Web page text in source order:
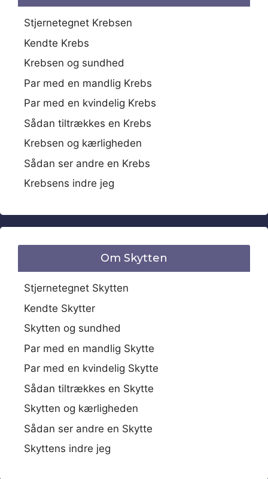
Stjernetegnet Krebsen
Kendte Krebs
Krebsen og sundhed
Par med en mandlig Krebs
Par med en kvindelig Krebs
Sådan tiltrækkes en Krebs
Krebsen og kærligheden
Sådan ser andre en Krebs
Krebsens indre jeg
Om Skytten
Stjernetegnet Skytten
Kendte Skytter
Skytten og sundhed
Par med en mandlig Skytte
Par med en kvindelig Skytte
Sådan tiltrækkes en Skytte
Skytten og kærligheden
Sådan ser andre en Skytte
Skyttens indre jeg